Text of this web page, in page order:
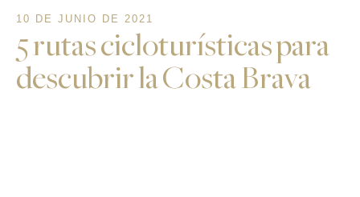
10 DE JUNIO DE 2021
5 rutas cicloturísticas para
descubrir la Costa Brava